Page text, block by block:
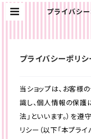
プライバシ
プライバシーポリシ
当ショップは、お客様
識し、個人情報の保護
法」といいます。）を
リシー（以下「本プライ